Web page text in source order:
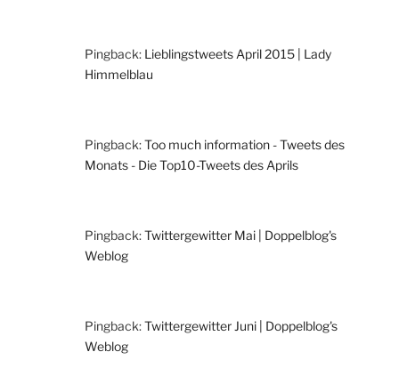
Pingback: Lieblingstweets April 2015 | Lady
Himmelblau
Pingback:Too much information - Tweets des
Monats - Die Top10-Tweets des Aprils
Pingback:Twittergewitter Mai | Doppelblog's
Weblog
Pingback:Twittergewitter Juni | Doppelblog's
Weblog